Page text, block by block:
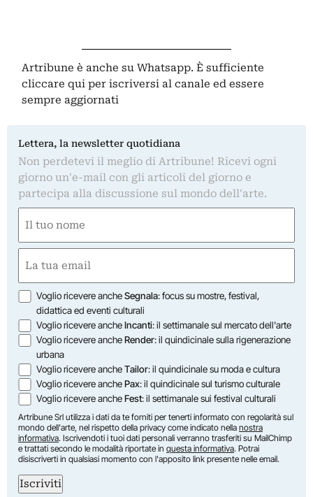
Artribune è anche su Whatsapp. È sufficiente
cliccare qui per iscriversi al canale ed essere
sempre aggiornati
Lettera, la newsletter quotidiana
Non perdetevi il meglio di Artribune! Ricevi ogni
giorno un'e-mail con gli articoli del giorno e
partecipa alla discussione sul mondo dell'arte.
(Obbligatorio)
Nome
(Obbligatorio)
Opzioni
Voglio ricevere ancheSegnala: focus su mostre, festival,
didattica ed eventi culturali
Voglio ricevere ancheIncanti: il settimanale sul mercato dell'arte
Voglio ricevere ancheRender: il quindicinale sulla rigenerazione
urbana
Voglio ricevere ancheTailor: il quindicinale su moda e cultura
Voglio ricevere anchePax: il quindicinale sul turismo culturale
Voglio ricevere ancheFest: il settimanale sui festival culturali
Artribune Srl utilizza i dati da te forniti per tenerti informato con regolarità sul
mondo dell'arte, nel rispetto della privacy come indicato nella nostra
informativa. Iscrivendoti i tuoi dati personali verranno trasferiti su MailChimp
e trattati secondo le modalità riportate in questa informativa. Potrai
disiscriverti in qualsiasi momento con l'apposito link presente nelle email.
Iscriviti